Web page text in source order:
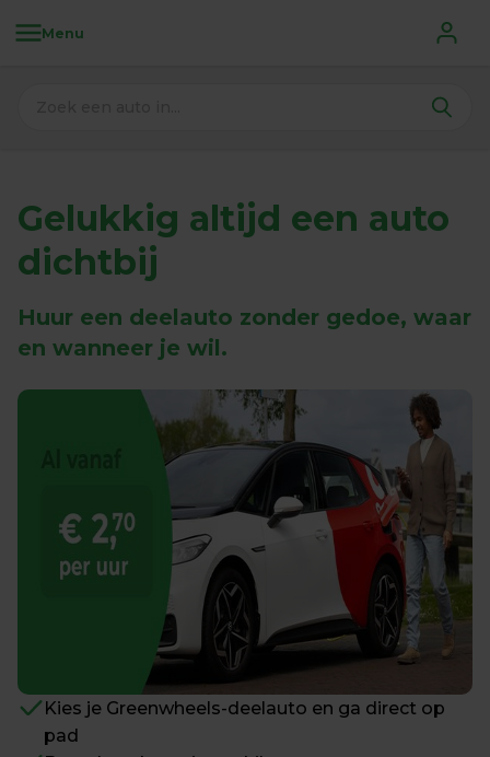
Menu
Gelukkig altijd een auto
dichtbij
Huur een deelauto zonder gedoe, waar
en wanneer je wil.
Kies je Greenwheels-deelauto en ga direct op
pad